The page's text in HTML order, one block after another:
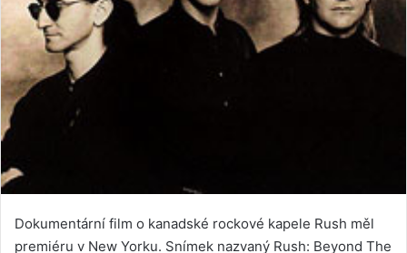
Dokumentární film o kanadské rockové kapele Rush měl
premiéru v New Yorku. Snímek nazvaný Rush: Beyond The